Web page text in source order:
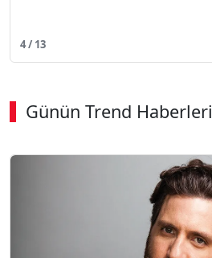
4 / 13
Günün Trend Haberleri